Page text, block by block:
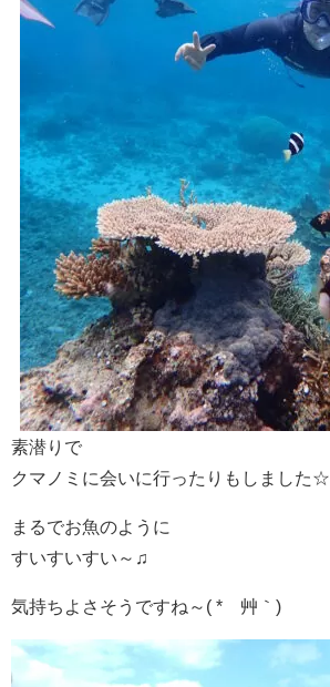
素潜りで
クマノミに会いに行ったりもしました☆
まるでお魚のように
すいすいすい～♫
気持ちよさそうですね～( *´艸｀)